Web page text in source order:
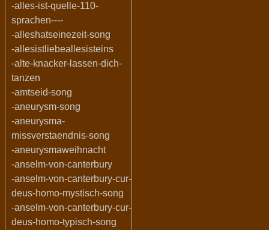
-alles-ist-quelle-110-
sprachen----
-alleshatseinezeit-song
-allesistliebeallesisteins
-alte-knacker-lassen-dich-
tanzen
-amtseid-song
-aneurysm-song
-aneurysma-
missverstaendnis-song
-aneurysmaweihnacht
-anselm-von-canterbury
-anselm-von-canterbury-cur-
deus-homo-mystisch-song
-anselm-von-canterbury-cur-
deus-homo-typisch-song